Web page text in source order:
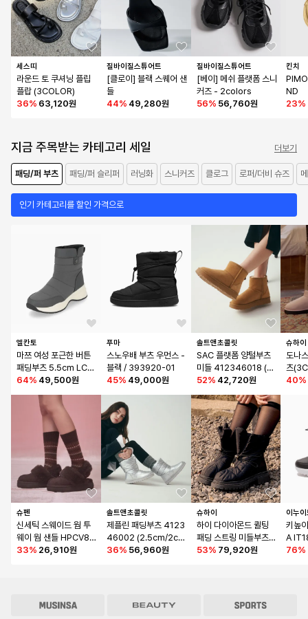
세스띠
라운드 토 쿠셔닝 플립
플랍 (3COLOR)
36% 63,120원
질바이질스튜어트
[클로이] 블랙 스퀘어 샌
들
44% 49,280원
질바이질스튜어트
[베이] 메쉬 플랫폼 스니
커즈 - 2colors
56% 56,760원
킨치
ND
23%
지금 주목받는 카테고리 세일 더보기
패딩/퍼 부츠 패딩/퍼 슬리퍼 러닝화 스니커즈 클로그 로퍼/더비 슈즈
인기 카테고리를 할인 가격으로
엘칸토
마쯔 여성 포근한 버튼
패딩부츠 5.5cm LCW
A42M24V
64% 49,500원
슈펜
신세틱 스웨이드 웜 투
웨이 웜 샌들 HPCV8F
FV02
33% 26,910원
푸마
스노우배 부츠 우먼스 -
블랙 / 393920-01
45% 49,000원
솔트앤초콜릿
제플린 패딩부츠 4123
46002 (2.5cm/2col
ors)
36% 56,960원
솔트앤초콜릿
SAC 플랫폼 양털부츠
미들 412346018 (4c
m)
52% 42,720원
슈하이
하이 다이아몬드 퀼팅
패딩 스트링 미들부츠_
B5559
53% 79,920원
슈하이
도나
츠
40%
이누
키높
A
라운
76%